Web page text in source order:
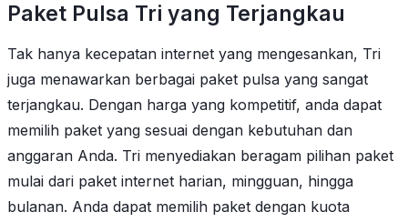
Paket Pulsa Tri yang Terjangkau
Tak hanya kecepatan internet yang mengesankan, Tri
juga menawarkan berbagai paket pulsa yang sangat
terjangkau. Dengan harga yang kompetitif, anda dapat
memilih paket yang sesuai dengan kebutuhan dan
anggaran Anda. Tri menyediakan beragam pilihan paket
mulai dari paket internet harian, mingguan, hingga
bulanan. Anda dapat memilih paket dengan kuota